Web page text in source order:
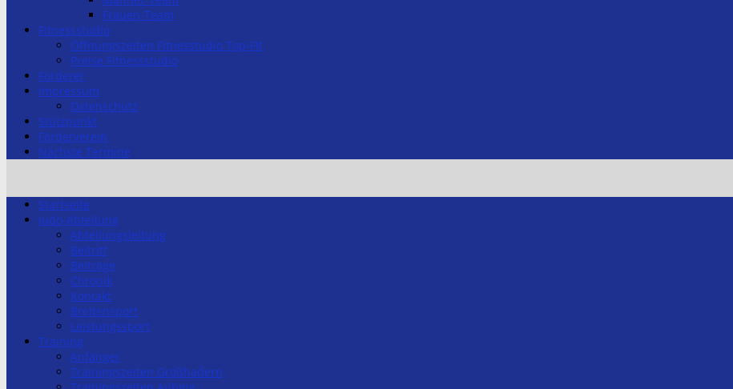
Frauen-Team
Fitnessstudio
Öffnungszeiten Fitnesstudio Top-Fit
Preise Fitnessstudio
Förderer
Impressum
Datenschutz
Stützpunkt
Förderverein
Nächste Termine
Startseite
Judo-Abteilung
Abteilungsleitung
Beitritt
Beiträge
Chronik
Kontakt
Breitensport
Leistungssport
Training
Anfänger
Trainingszeiten Großhadern